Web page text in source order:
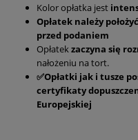
Kolor opłatka jest
Opłatek należy
przed podaniem
Opłatekzaczyna się
nałożeniu na tort.
✅Opłatki jak i tusze
certyfikaty
Europejskiej